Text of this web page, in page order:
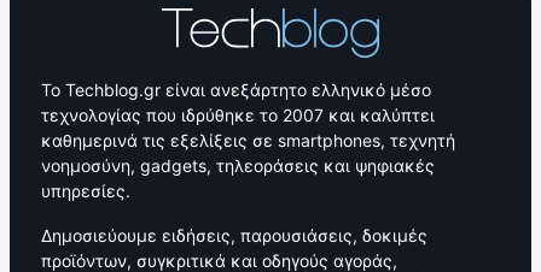
Το Techblog.gr είναι ανεξάρτητο ελληνικό μέσο
τεχνολογίας που ιδρύθηκε το 2007 και καλύπτει
καθημερινά τις εξελίξεις σε smartphones, τεχνητή
νοημοσύνη, gadgets, τηλεοράσεις και ψηφιακές
υπηρεσίες.
Δημοσιεύουμε ειδήσεις, παρουσιάσεις, δοκιμές
προϊόντων, συγκριτικά και οδηγούς αγοράς,